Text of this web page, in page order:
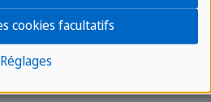
Réglages
cookies facultatifs